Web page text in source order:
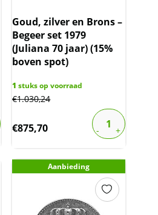
Goud, zilver en Brons –
Begeer set 1979
(Juliana 70 jaar) (15%
boven spot)
1 stuks op voorraad
€1.030,24
€875,70
Aanbieding